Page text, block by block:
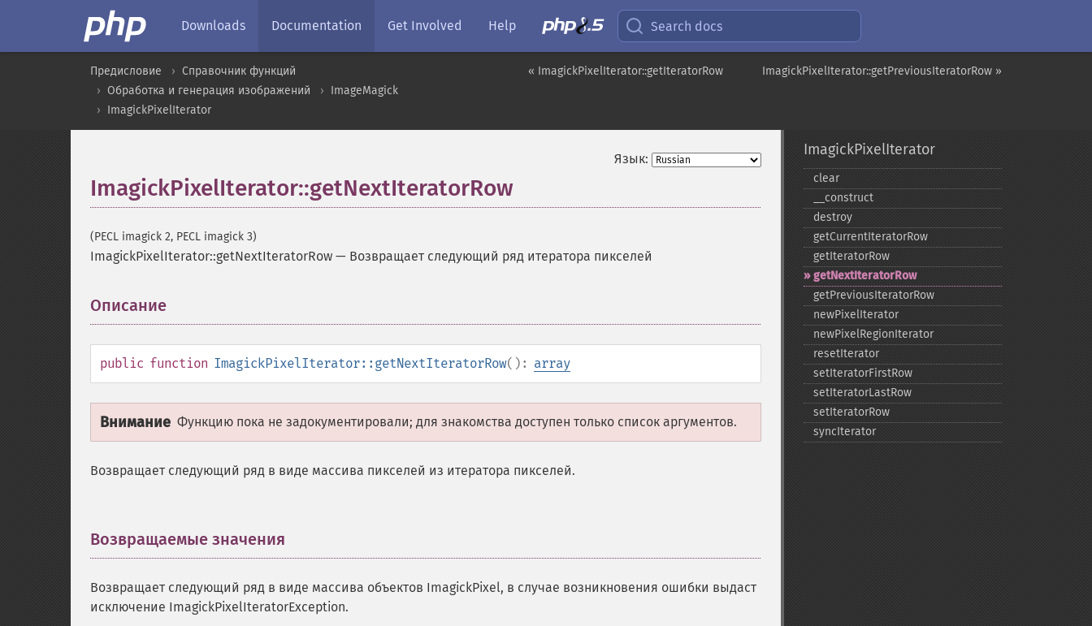
Downloads Documentation Get Involved Help Search docs
ImagickPixelIterator::getPreviousIteratorRow »
« ImagickPixelIterator::getIteratorRow
Предисловие
Справочник функций
Обработка и генерация изображений
ImageMagick
ImagickPixelIterator
Язык:
ImagickPixelIterator::getNextIteratorRow
(PECL imagick 2, PECL imagick 3)
ImagickPixelIterator::getNextIteratorRow — Возвращает следующий ряд итератора пикселей
Описание
public function ImagickPixelIterator::getNextIteratorRow(): array
Внимание Функцию пока не задокументировали; для знакомства доступен только список аргументов.
Возвращает следующий ряд в виде массива пикселей из итератора пикселей.
Возвращаемые значения
Возвращает следующий ряд в виде массива объектов ImagickPixel, в случае возникновения ошибки выдаст
исключение ImagickPixelIteratorException.
ImagickPixelIterator
clear
_​_​construct
destroy
getCurrentIteratorRow
getIteratorRow
getNextIteratorRow
getPreviousIteratorRow
newPixelIterator
newPixelRegionIterator
resetIterator
setIteratorFirstRow
setIteratorLastRow
setIteratorRow
syncIterator